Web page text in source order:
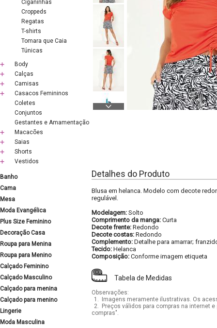
Ciganinhas
Croppeds
Regatas
T-shirts
Tomara que Caia
Túnicas
Body
Calças
Camisas
Casacos Femininos
Coletes
Conjuntos
Gestantes e Amamentação
Macacões
Saias
Shorts
Vestidos
Banho
Cama
Mesa
Moda Evangélica
Plus Size Feminino
Decoração Casa
Roupa para Menina
Roupa para Menino
Calçado Feminino
Calçado Masculino
Calçado para menina
Calçado para menino
Lingerie
Moda Masculina
Detalhes do Produto
Blusa em helanca. Modelo com decote
regulável.
Modelagem: Solto
Comprimento da manga: Curta
Decote frente: Redondo
Decote costas: Redondo
Complemento: Detalhe para amarrar;
Tecido: Helanca
Composição: Conforme imagem etiqueta
Tabela de Medidas
Observações:
1.
Imagens meramente ilustrativas. Os
2.
Preços válidos para compras na internet
compras".